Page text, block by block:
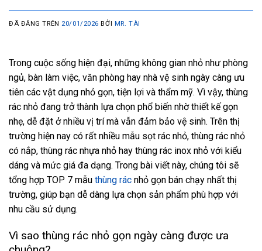
ĐÃ ĐĂNG TRÊN 20/01/2026 BỞI MR. TÀI
Trong cuộc sống hiện đại, những không gian nhỏ như phòng
ngủ, bàn làm việc, văn phòng hay nhà vệ sinh ngày càng ưu
tiên các vật dụng nhỏ gọn, tiện lợi và thẩm mỹ. Vì vậy, thùng
rác nhỏ đang trở thành lựa chọn phổ biến nhờ thiết kế gọn
nhẹ, dễ đặt ở nhiều vị trí mà vẫn đảm bảo vệ sinh. Trên thị
trường hiện nay có rất nhiều mẫu sọt rác nhỏ, thùng rác nhỏ
có nắp, thùng rác nhựa nhỏ hay thùng rác inox nhỏ với kiểu
dáng và mức giá đa dạng. Trong bài viết này, chúng tôi sẽ
tổng hợp TOP 7 mẫu thùng rác nhỏ gọn bán chạy nhất thị
trường, giúp bạn dễ dàng lựa chọn sản phẩm phù hợp với
nhu cầu sử dụng.
Vì sao thùng rác nhỏ gọn ngày càng được ưa